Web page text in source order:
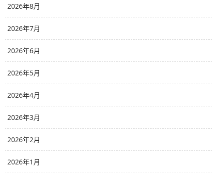
2026年8月
2026年7月
2026年6月
2026年5月
2026年4月
2026年3月
2026年2月
2026年1月